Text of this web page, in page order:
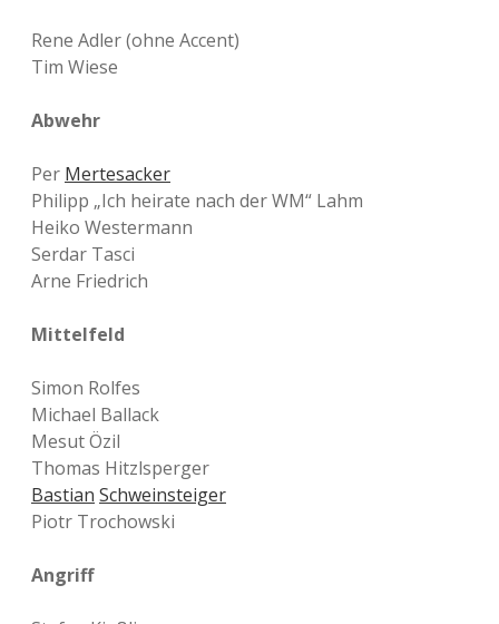
Rene Adler (ohne Accent)
Tim Wiese
Abwehr
Per Mertesacker
Philipp „Ich heirate nach der WM“ Lahm
Heiko Westermann
Serdar Tasci
Arne Friedrich
Mittelfeld
Simon Rolfes
Michael Ballack
Mesut Özil
Thomas Hitzlsperger
Bastian Schweinsteiger
Piotr Trochowski
Angriff